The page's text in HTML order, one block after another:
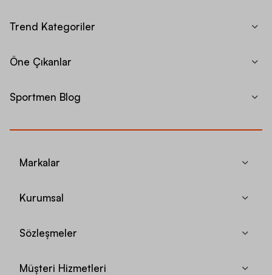
Trend Kategoriler
Öne Çıkanlar
Sportmen Blog
Markalar
Kurumsal
Sözleşmeler
Müşteri Hizmetleri